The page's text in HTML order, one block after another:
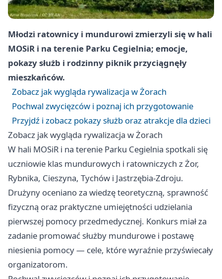
Młodzi ratownicy i mundurowi zmierzyli się w hali
MOSiR i na terenie Parku Cegielnia; emocje,
pokazy służb i rodzinny piknik przyciągnęły
mieszkańców.
Zobacz jak wygląda rywalizacja w Żorach
Pochwal zwycięzców i poznaj ich przygotowanie
Przyjdź i zobacz pokazy służb oraz atrakcje dla dzieci
Zobacz jak wygląda rywalizacja w Żorach
W hali MOSiR i na terenie Parku Cegielnia spotkali się
uczniowie klas mundurowych i ratowniczych z Żor,
Rybnika, Cieszyna, Tychów i Jastrzębia-Zdroju.
Drużyny oceniano za wiedzę teoretyczną, sprawność
fizyczną oraz praktyczne umiejętności udzielania
pierwszej pomocy przedmedycznej. Konkurs miał za
zadanie promować służby mundurowe i postawę
niesienia pomocy — cele, które wyraźnie przyświecały
organizatorom.